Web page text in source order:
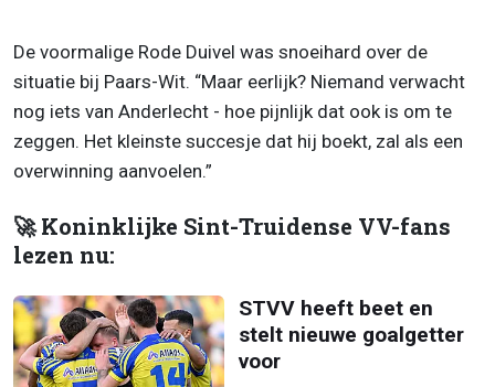
De voormalige Rode Duivel was snoeihard over de
situatie bij Paars-Wit. “Maar eerlijk? Niemand verwacht
nog iets van Anderlecht - hoe pijnlijk dat ook is om te
zeggen. Het kleinste succesje dat hij boekt, zal als een
overwinning aanvoelen.”
🚀 Koninklijke Sint-Truidense VV-fans
lezen nu:
STVV heeft beet en
stelt nieuwe goalgetter
voor